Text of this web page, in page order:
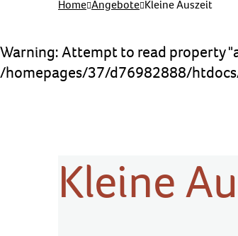
Home Angebote Kleine Auszeit
Warning: Attempt to read property
/homepages/37/d76982888/
Kleine